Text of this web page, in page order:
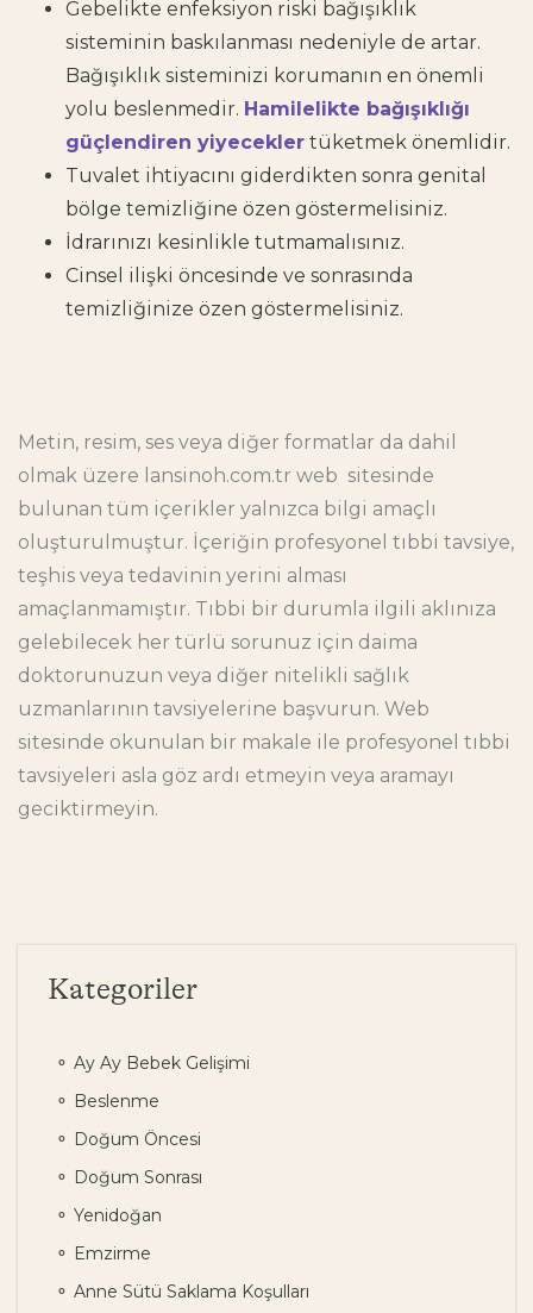
Gebelikte enfeksiyon riski bağışıklık
sisteminin baskılanması nedeniyle de artar.
Bağışıklık sisteminizi korumanın en önemli
yolu beslenmedir. Hamilelikte bağışıklığı
güçlendiren yiyecekler tüketmek önemlidir.
Tuvalet ihtiyacını giderdikten sonra genital
bölge temizliğine özen göstermelisiniz.
İdrarınızı kesinlikle tutmamalısınız.
Cinsel ilişki öncesinde ve sonrasında
temizliğinize özen göstermelisiniz.
Metin, resim, ses veya diğer formatlar da dahil
olmak üzere lansinoh.com.tr web sitesinde
bulunan tüm içerikler yalnızca bilgi amaçlı
oluşturulmuştur. İçeriğin profesyonel tıbbi tavsiye,
teşhis veya tedavinin yerini alması
amaçlanmamıştır. Tıbbi bir durumla ilgili aklınıza
gelebilecek her türlü sorunuz için daima
doktorunuzun veya diğer nitelikli sağlık
uzmanlarının tavsiyelerine başvurun. Web
sitesinde okunulan bir makale ile profesyonel tıbbi
tavsiyeleri asla göz ardı etmeyin veya aramayı
geciktirmeyin.
Kategoriler
Ay Ay Bebek Gelişimi
Beslenme
Doğum Öncesi
Doğum Sonrası
Yenidoğan
Emzirme
Anne Sütü Saklama Koşulları